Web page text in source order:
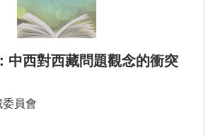
中西對西藏問題觀念的衝突
委員會